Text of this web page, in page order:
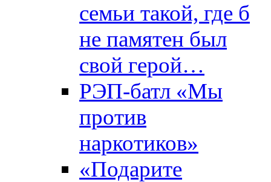
семьи такой, где б
не памятен был
свой герой…
РЭП-батл «Мы
против
наркотиков»
«Подарите